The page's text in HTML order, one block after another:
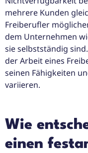
mehrere Kunden
Freiberufler
dem Unternehmen
sie selbstständig
der Arbeit eines
seinen Fähigkeiten
variieren.
Wie
einen